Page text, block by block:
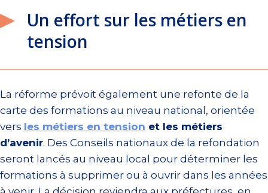
Un effort sur les métiers en
tension
La réforme prévoit également une refonte de la
carte des formations au niveau national, orientée
vers les métiers en tension et les métiers
d’avenir. Des Conseils nationaux de la refondation
seront lancés au niveau local pour déterminer les
formations à supprimer ou à ouvrir dans les années